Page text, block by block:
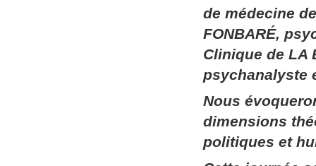
de médecine
FONBARÉ,
Clinique de LA
psychanalyste
Nous
dimensions
politiques et